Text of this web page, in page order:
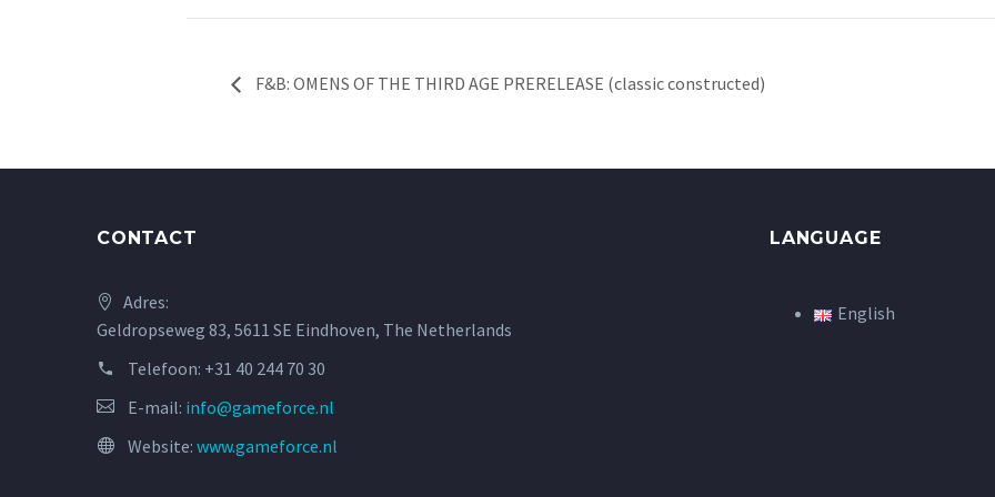
F&B: OMENS OF THE THIRD AGE PRERELEASE (classic constructed)
CONTACT
Adres:
Geldropseweg 83, 5611 SE Eindhoven, The Netherlands
Telefoon: +31 40 244 70 30
E-mail: info@gameforce.nl
Website: www.gameforce.nl
LANGUAGE
English